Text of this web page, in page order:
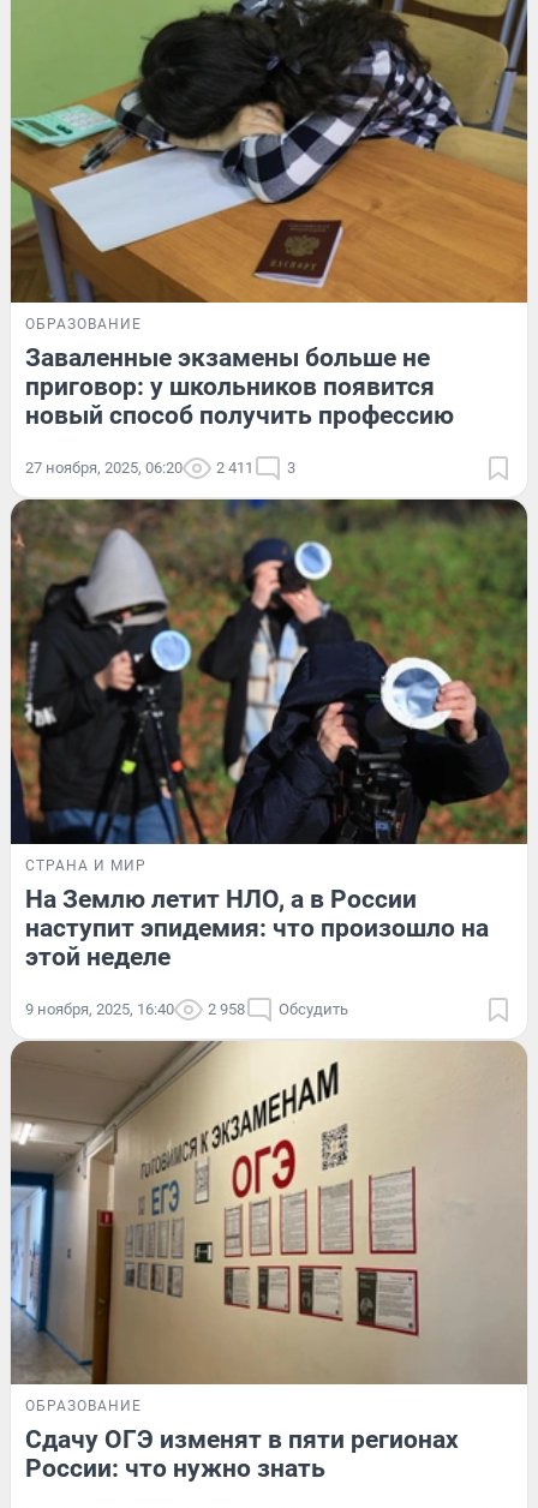
ОБРАЗОВАНИЕ
Заваленные экзамены больше не
приговор: у школьников появится
новый способ получить профессию
27 ноября, 2025, 06:20 2 411 3
СТРАНА И МИР
На Землю летит НЛО, а в России
наступит эпидемия: что произошло на
этой неделе
9 ноября, 2025, 16:40 2 958 Обсудить
ОБРАЗОВАНИЕ
Сдачу ОГЭ изменят в пяти регионах
России: что нужно знать